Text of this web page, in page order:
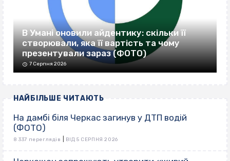
В Умані оновили айдентику: скільки її
створювали, яка її вартість та чому
презентували зараз (ФОТО)
7 Серпня 2026
НАЙБІЛЬШЕ ЧИТАЮТЬ
На дамбі біля Черкас загинув у ДТП водій
(ФОТО)
8 337 переглядів ВІД 5 СЕРПНЯ 2026